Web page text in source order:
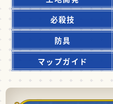
必殺技
防具
マップガイド